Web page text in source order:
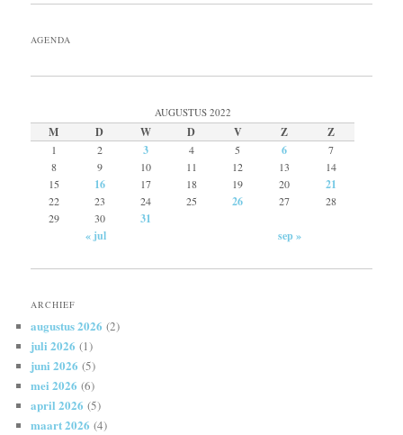
AGENDA
AUGUSTUS 2022
M D W D V Z Z
1 2 3 4 5 6
7
8
9 10 11 12 13
14
15
16 17 18 19 20 21
22 23 24 25 26 27
28
29
30
31
« jul
sep »
ARCHIEF
augustus 2026 (2)
juli 2026 (1)
juni 2026 (5)
mei 2026 (6)
april 2026 (5)
maart 2026 (4)